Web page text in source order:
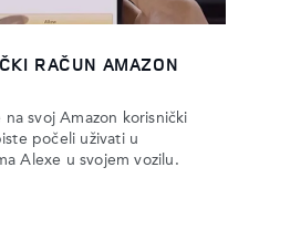
RAČUN AMAZON
na svoj Amazon korisnički
počeli uživati u
Alexe u svojem vozilu.